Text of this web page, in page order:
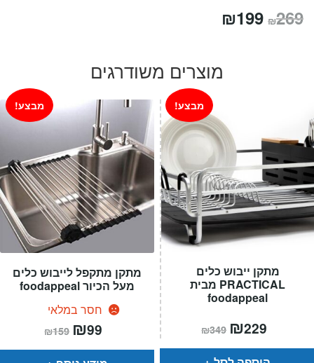
₪269 המחיר
₪199
הוא:
₪199.
מוצרים משודרגים
מתקן מתקפל לייבוש כלים
מעל הכיור foodappeal
חסר במלאי
מבצע!
₪159 המחיר
המקורי
היה:
₪159.
₪99
הוא:
מתקן ייבוש כלים
PRACTICAL מבית
foodappeal
מבצע!
₪349 המחיר
המקורי
היה:
₪349.
₪229
הוא: